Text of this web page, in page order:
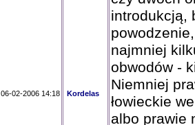
06-02-2006 14:18 Kordelas
introdukcją,
najmniej
obwodów -
Niemniej
łowieckie
albo prawie